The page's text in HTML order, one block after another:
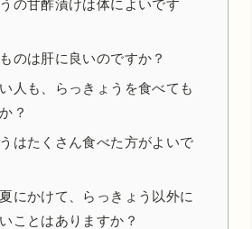
の甘酢漬けは体によいです
のは肝に良いのですか？
人も、らっきょうを食べても
？
はたくさん食べた方がよいで
にかけて、らっきょう以外に
ことはありますか？